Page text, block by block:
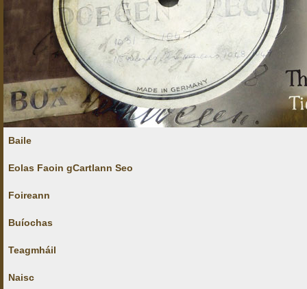
Baile
Eolas Faoin gCartlann Seo
Foireann
Buíochas
Teagmháil
Naisc